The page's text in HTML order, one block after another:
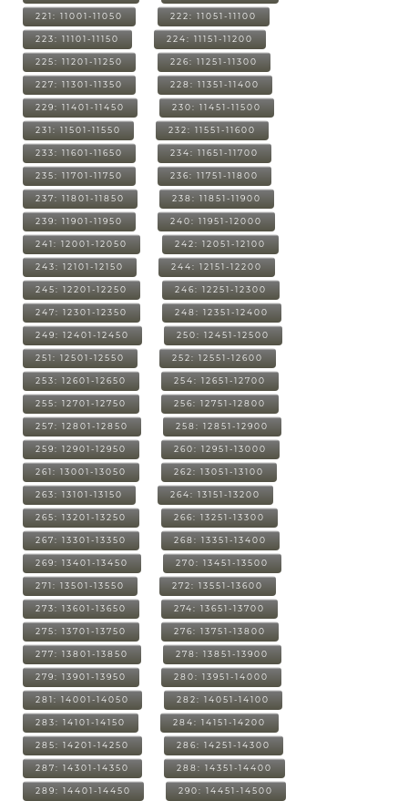
221: 11001-11050 222: 11051-11100
223: 11101-11150 224: 11151-11200
225: 11201-11250 226: 11251-11300
227: 11301-11350 228: 11351-11400
229: 11401-11450 230: 11451-11500
231: 11501-11550 232: 11551-11600
233: 11601-11650 234: 11651-11700
235: 11701-11750 236: 11751-11800
237: 11801-11850 238: 11851-11900
239: 11901-11950 240: 11951-12000
241: 12001-12050 242: 12051-12100
243: 12101-12150 244: 12151-12200
245: 12201-12250 246: 12251-12300
247: 12301-12350 248: 12351-12400
249: 12401-12450 250: 12451-12500
251: 12501-12550 252: 12551-12600
253: 12601-12650 254: 12651-12700
255: 12701-12750 256: 12751-12800
257: 12801-12850 258: 12851-12900
259: 12901-12950 260: 12951-13000
261: 13001-13050 262: 13051-13100
263: 13101-13150 264: 13151-13200
265: 13201-13250 266: 13251-13300
267: 13301-13350 268: 13351-13400
269: 13401-13450 270: 13451-13500
271: 13501-13550 272: 13551-13600
273: 13601-13650 274: 13651-13700
275: 13701-13750 276: 13751-13800
277: 13801-13850 278: 13851-13900
279: 13901-13950 280: 13951-14000
281: 14001-14050 282: 14051-14100
283: 14101-14150 284: 14151-14200
285: 14201-14250 286: 14251-14300
287: 14301-14350 288: 14351-14400
289: 14401-14450 290: 14451-14500